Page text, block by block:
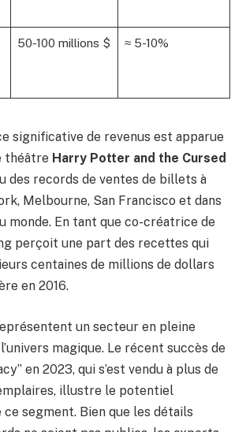
50-100 millions $ ≈ 5-10%
significative de revenus est apparue
théâtre Harry Potter and the Cursed
des records de ventes de billets à
Melbourne, San Francisco et dans
monde. En tant que co-créatrice de
perçoit une part des recettes qui
centaines de millions de dollars
en 2016.
un secteur en pleine
magique. Le récent succès de
en 2023, qui s’est vendu à plus de
illustre le potentiel
segment. Bien que les détails